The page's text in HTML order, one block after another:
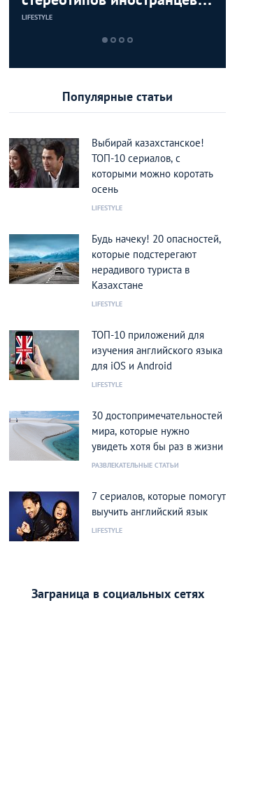
Казахстане
LIFESTYLE
Популярные статьи
Выбирай казахстанское!
ТОП-10 сериалов, с
которыми можно коротать
осень
LIFESTYLE
Будь начеку! 20 опасностей,
которые подстерегают
нерадивого туриста в
Казахстане
LIFESTYLE
ТОП-10 приложений для
изучения английского языка
для iOS и Android
LIFESTYLE
30 достопримечательностей
мира, которые нужно
увидеть хотя бы раз в жизни
РАЗВЛЕКАТЕЛЬНЫЕ СТАТЬИ
7 сериалов, которые помогут
выучить английский язык
LIFESTYLE
Заграница в социальных сетях